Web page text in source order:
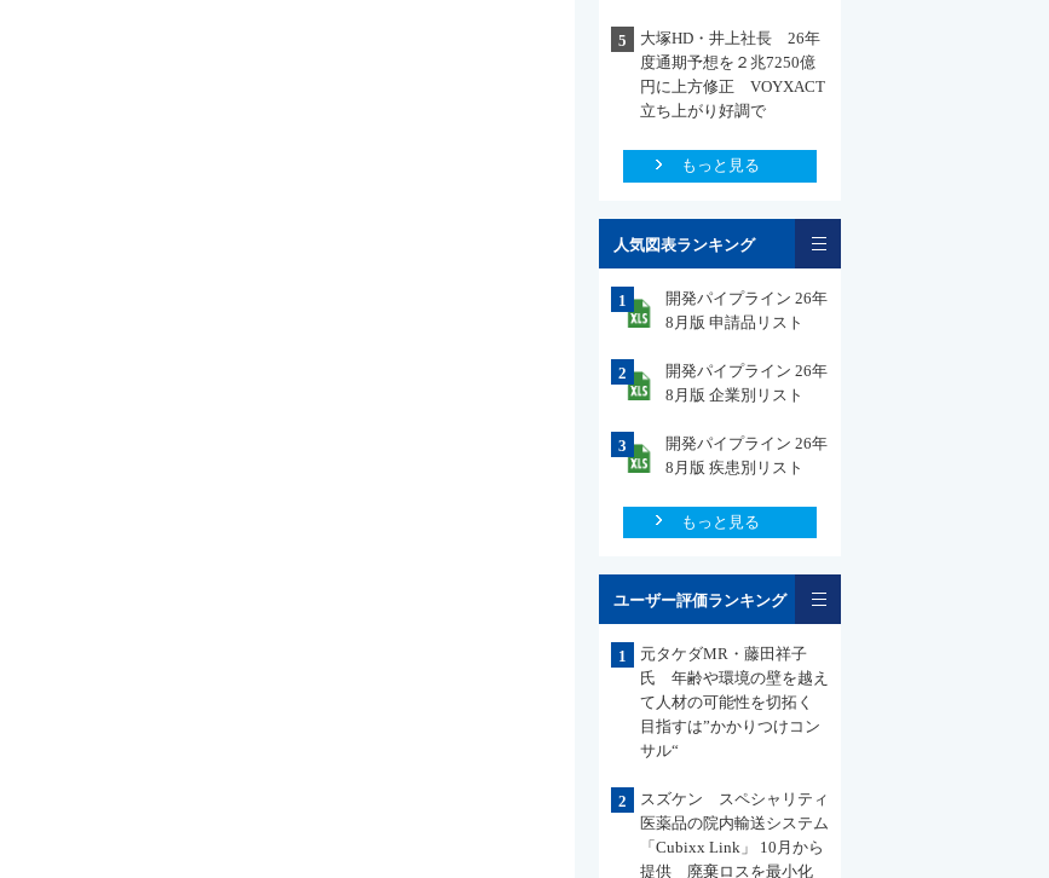
5
大塚HD・井上社長 26年
度通期予想を２兆7250億
円に上方修正 VOYXACT
立ち上がり好調で
もっと見る
人気図表ランキング
1
開発パイプライン 26年
8月版 申請品リスト
2
開発パイプライン 26年
8月版 企業別リスト
3
開発パイプライン 26年
8月版 疾患別リスト
もっと見る
ユーザー評価ランキング
1
元タケダMR・藤田祥子
氏 年齢や環境の壁を越え
て人材の可能性を切拓く
目指すは”かかりつけコン
サル“
2
スズケン スペシャリティ
医薬品の院内輸送システム
「Cubixx Link」 10月から
提供 廃棄ロスを最小化